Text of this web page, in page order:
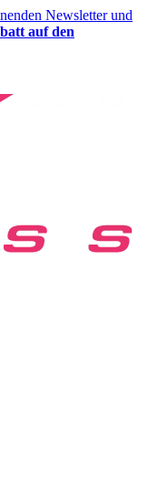
Newsletter und
auf den